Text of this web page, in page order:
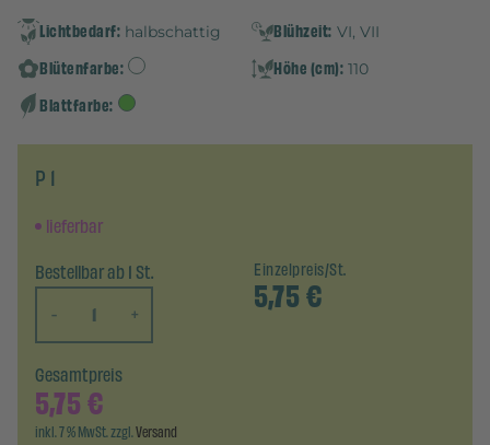
Lichtbedarf: halbschattig Blühzeit: VI, VII
Blütenfarbe: Höhe (cm): 110
Blattfarbe:
P 1
lieferbar
Bestellbar ab 1 St.
-
+
Einzelpreis/St.
5,75€
Gesamtpreis
5,75€
inkl. 7 % MwSt. zzgl.Versand